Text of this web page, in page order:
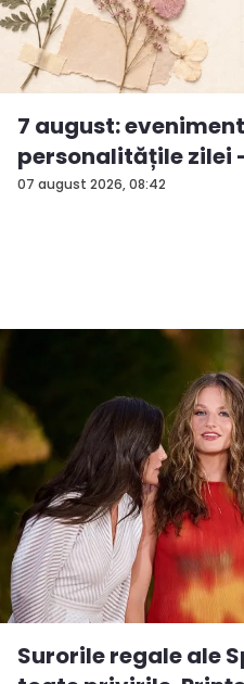
07 august 2026, 08:42
7 august:
personalitățile zilei
Surorile regale ale